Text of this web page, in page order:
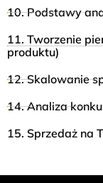
10. Podstawy
11. Tworzenie
produktu)
12. Skalowanie
14. Analiza
15. Sprzedaż na